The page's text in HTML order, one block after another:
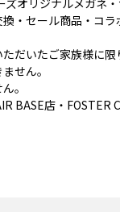
オリジナルメガネ・
・セール商品・コラ
だいたご家族様に限
せん。
。
BASE店・FOSTER